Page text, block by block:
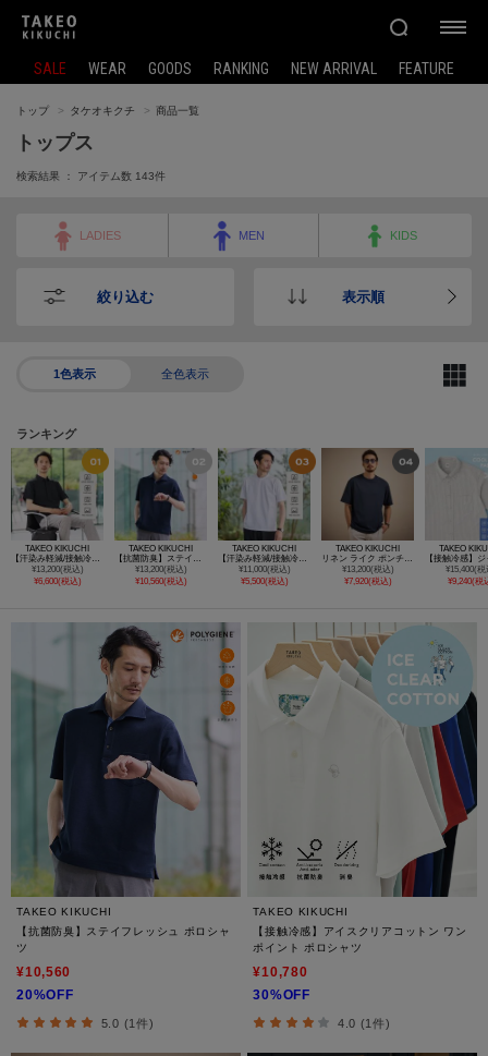
SALE WEAR GOODS RANKING NEW ARRIVAL FEATURE
トップ タケオキクチ 商品一覧
トップス
検索結果 ： アイテム数 143件
LADIES MEN KIDS
絞り込む 表示順
1色表示 全色表示
ランキング
TAKEO KIKUCHI
¥13,200(税込)
¥6,600(税込)
TAKEO KIKUCHI
¥13,200(税込)
¥10,560(税込)
TAKEO KIKUCHI
¥11,000(税込)
¥5,500(税込)
TAKEO KIKUCHI
¥13,200(税込)
¥7,920(税込)
TAKEO
¥15,400(税
¥9,240(税
TAKEO KIKUCHI
【抗菌防臭】ステイフレッシュ ポロシャ
ツ
¥10,560
20%OFF
5.0 (1件)
TAKEO KIKUCHI
【接触冷感】アイスクリアコットン ワン
ポイント ポロシャツ
¥10,780
30%OFF
4.0 (1件)